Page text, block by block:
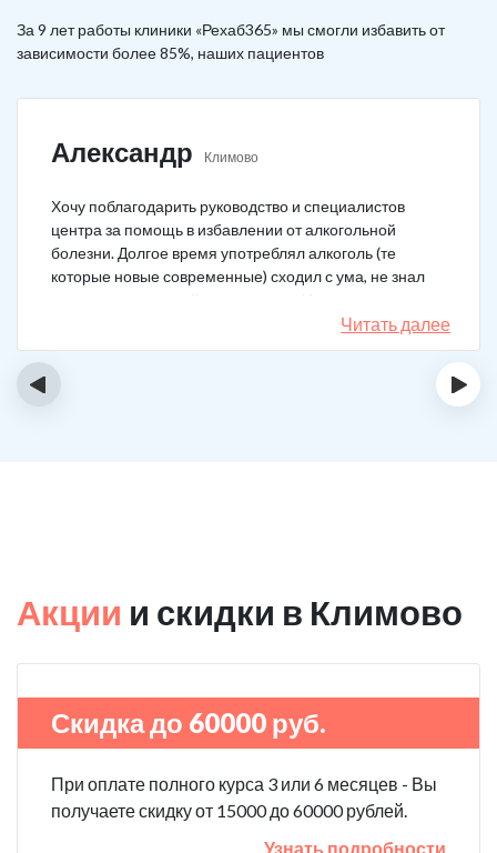
За 9 лет работы клиники «Рехаб365» мы смогли избавить от
зависимости более 85%, наших пациентов
Александр Климово
Хочу поблагодарить руководство и специалистов
центра за помощь в избавлении от алкогольной
болезни. Долгое время употреблял алкоголь (те
которые новые современные) сходил с ума, не знал
куда деться от своей зависимости. Искал тех кто
сможет мне помочь в интернете, позвонил, приехал.
На сегодняшний день не употребляю!
Читать далее
‹ ›
Акции и скидки в Климово
Скидка до 60000 руб.
При оплате полного курса 3 или 6 месяцев - Вы
получаете скидку от 15000 до 60000 рублей.
Узнать подробности